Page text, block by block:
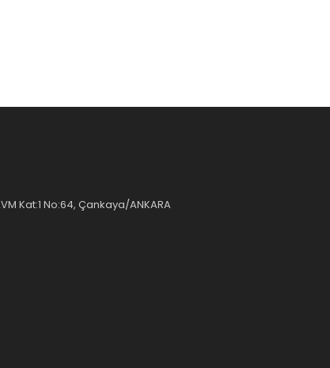
Kat:1 No:64, Çankaya/ANKARA